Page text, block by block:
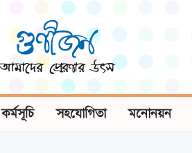
কর্মসূচি সহযোগিতা মনোনয়ন